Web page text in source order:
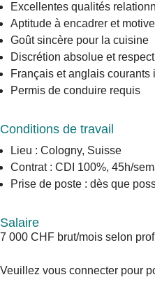
Excellentes qualités
Aptitude à encadrer et
Goût sincère pour la cuisine
Discrétion absolue et
Français et anglais
Permis de conduire requis
Conditions de travail
Lieu : Cologny, Suisse
Contrat : CDI 100%, 45h/
Prise de poste : dès que
Salaire
7 000 CHF brut/mois selon
Veuillez vous connecter pour